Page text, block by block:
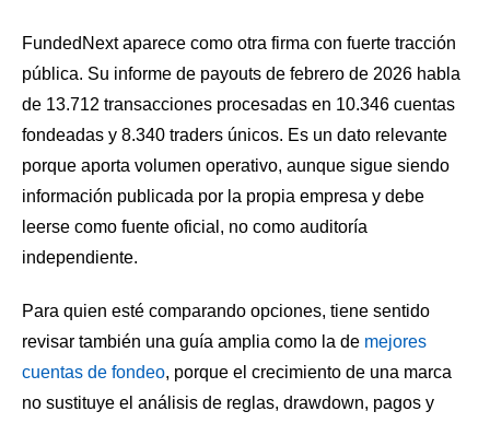
FundedNext aparece como otra firma con fuerte tracción
pública. Su informe de payouts de febrero de 2026 habla
de 13.712 transacciones procesadas en 10.346 cuentas
fondeadas y 8.340 traders únicos. Es un dato relevante
porque aporta volumen operativo, aunque sigue siendo
información publicada por la propia empresa y debe
leerse como fuente oficial, no como auditoría
independiente.
Para quien esté comparando opciones, tiene sentido
revisar también una guía amplia como la de mejores
cuentas de fondeo, porque el crecimiento de una marca
no sustituye el análisis de reglas, drawdown, pagos y